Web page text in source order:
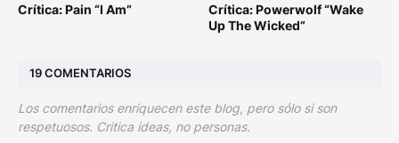
Crítica: Pain “I Am”
Crítica: Powerwolf “Wake
Up The Wicked”
19 COMENTARIOS
Los comentarios enriquecen este blog, pero sólo si son
respetuosos. Critica ideas, no personas.